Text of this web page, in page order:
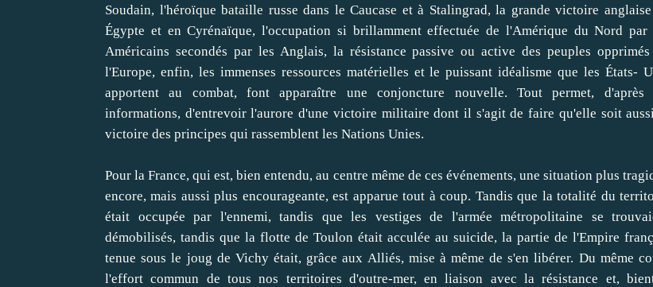
Soudain, l'héroïque bataille russe dans le Caucase et à Stalingrad, la grande victoire
Égypte et en Cyrénaïque, l'occupation si brillamment effectuée de l'Amérique du Nord par
Américains secondés par les Anglais, la résistance passive ou active des peuples opprimés
l'Europe, enfin, les immenses ressources matérielles et le puissant idéalisme que les États-
apportent au combat, font apparaître une conjoncture nouvelle. Tout permet, d'après
informations, d'entrevoir l'aurore d'une victoire militaire dont il s'agit de faire qu'elle soit
victoire des principes qui rassemblent les Nations Unies.
Pour la France, qui est, bien entendu, au centre même de ces événements, une situation plus
encore, mais aussi plus encourageante, est apparue tout à coup. Tandis que la totalité du
était occupée par l'ennemi, tandis que les vestiges de l'armée métropolitaine se
démobilisés, tandis que la flotte de Toulon était acculée au suicide, la partie de l'Empire
tenue sous le joug de Vichy était, grâce aux Alliés, mise à même de s'en libérer. Du même
l'effort commun de tous nos territoires d'outre-mer, en liaison avec la résistance et,